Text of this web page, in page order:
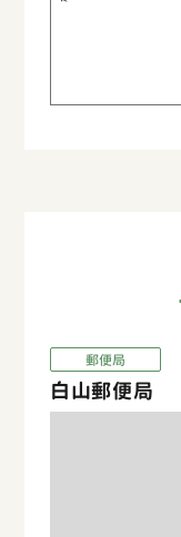
郵便局
白山郵便局